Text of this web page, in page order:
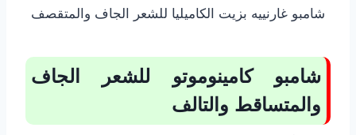
شامبو غارنييه بزيت الكاميليا للشعر الجاف والمتقصف
شامبو كامينوموتو للشعر الجاف
والمتساقط والتالف